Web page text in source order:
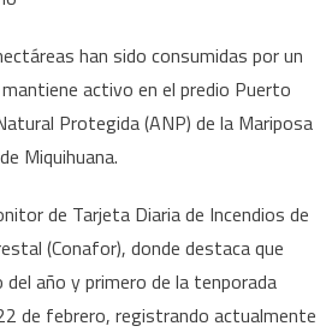
ha
afectadas
por
han sido consumidas por un
activo en el predio Puerto
Protegida (ANP) de la Mariposa
Miquihuana.
de Tarjeta Diaria de Incendios de
(Conafor), donde destaca que
año y primero de la tenporada
de febrero, registrando actualmente